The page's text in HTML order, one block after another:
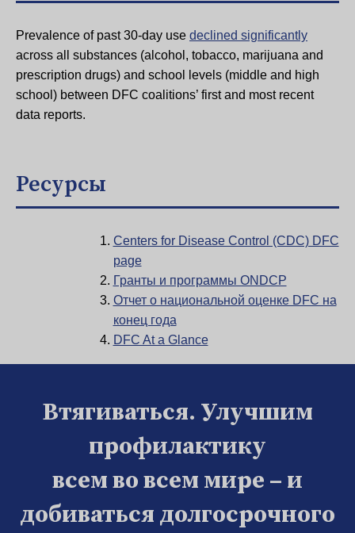
Prevalence of past 30-day use declined significantly
across all substances (alcohol, tobacco, marijuana and
prescription drugs) and school levels (middle and high
school) between DFC coalitions’ first and most recent
data reports.
Ресурсы
Centers for Disease Control (CDC) DFC
page
Гранты и программы ONDCP
Отчет о национальной оценке DFC на
конец года
DFC At a Glance
Втягиваться. Улучшим
профилактику
всем во всем мире – и
добиваться долгосрочного